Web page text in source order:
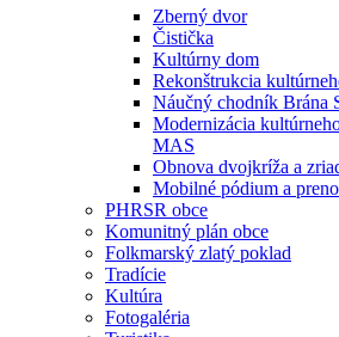
Zberný dvor
Čistička
Kultúrny dom
Rekonštrukcia
Náučný chodník Brána
Modernizácia
MAS
Obnova dvojkríža a
Mobilné pódium a
PHRSR obce
Komunitný plán obce
Folkmarský zlatý poklad
Tradície
Kultúra
Fotogaléria